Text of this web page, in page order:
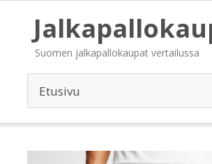
Suomen jalkapallokaupat vertailussa